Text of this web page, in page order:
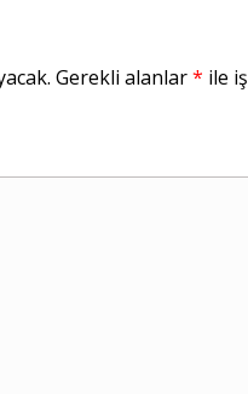
Gerekli alanlar* ile